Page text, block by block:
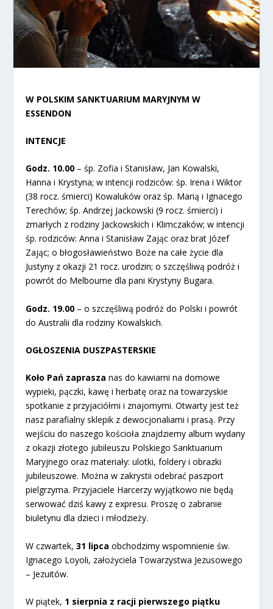
W POLSKIM SANKTUARIUM MARYJNYM W
ESSENDON
INTENCJE
Godz. 10.00 – śp. Zofia i Stanisław, Jan Kowalski,
Hanna i Krystyna; w intencji rodziców: śp. Irena i Wiktor
(38 rocz. śmierci) Kowaluków oraz śp. Marią i Ignacego
Terechów; śp. Andrzej Jackowski (9 rocz. śmierci) i
zmarłych z rodziny Jackowskich i Klimczaków; w intencji
śp. rodziców: Anna i Stanisław Zając oraz brat Józef
Zając; o błogosławieństwo Boże na całe życie dla
Justyny z okazji 21 rocz. urodzin; o szczęśliwą podróż i
powrót do Melbourne dla pani Krystyny Bugara.
Godz. 19.00 – o szczęśliwą podróż do Polski i powrót
do Australii dla rodziny Kowalskich.
OGŁOSZENIA DUSZPASTERSKIE
Koło Pań zaprasza nas do kawiarni na domowe
wypieki, pączki, kawę i herbatę oraz na towarzyskie
spotkanie z przyjaciółmi i znajomymi. Otwarty jest też
nasz parafialny sklepik z dewocjonaliami i prasą. Przy
wejściu do naszego kościoła znajdziemy album wydany
z okazji złotego jubileuszu Polskiego Sanktuarium
Maryjnego oraz materiały: ulotki, foldery i obrazki
jubileuszowe. Można w zakrystii odebrać paszport
pielgrzyma. Przyjaciele Harcerzy wyjątkowo nie będą
serwować dziś kawy z expresu. Proszę o zabranie
biuletynu dla dzieci i młodzieży.
W czwartek,31 lipca obchodzimy wspomnienie św.
Ignacego Loyoli, założyciela Towarzystwa Jezusowego
– Jezuitów.
W piątek, 1 sierpnia z racji pierwszego piątku